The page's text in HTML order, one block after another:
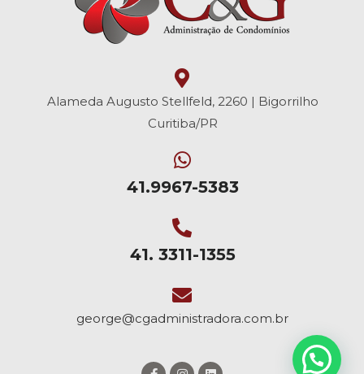
Alameda Augusto Stellfeld, 2260 | Bigorrilho
Curitiba/PR
41.9967-5383
41. 3311-1355
george@cgadministradora.com.br